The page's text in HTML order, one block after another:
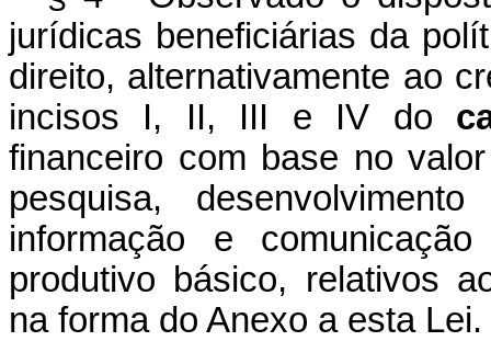
jurídicas beneficiárias da
direito, alternativamente ao
incisos I, II, III e IV do
financeiro com base no
pesquisa,
informação e
produtivo básico, relativos
na forma do Anexo a esta Lei.